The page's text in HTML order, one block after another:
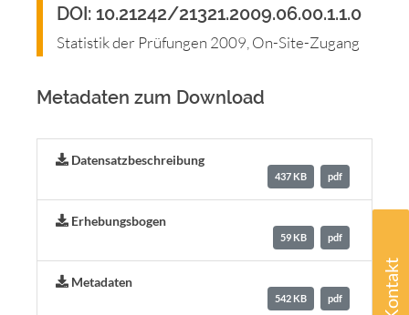
Kontakt
DOI: 10.21242/21321.2009.06.00.1.1.0
Statistik der Prüfungen 2009, On-Site-Zugang
Metadaten zum Download
Datensatzbeschreibung
437 KB pdf
Erhebungsbogen
59 KB pdf
Metadaten
542 KB pdf